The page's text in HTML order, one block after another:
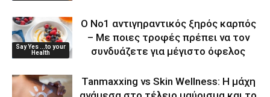
Say Yes ...to your
Health
Ο Νο1 αντιγηραντικός ξηρός καρπός
– Με ποιες τροφές πρέπει να τον
συνδυάζετε για μέγιστο όφελος
Tanmaxxing vs Skin Wellness: Η μάχη